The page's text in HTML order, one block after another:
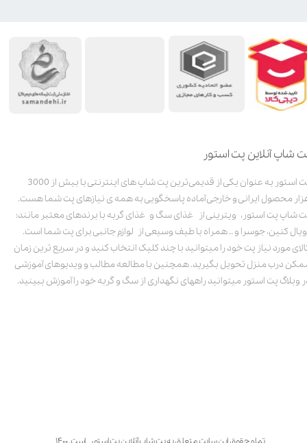
شاپ آنلاین پت استور
پت استور به عنوان یکی از قدیمی‌ترین پت شاپ های اینترنتی با بیش از 3000
محصول ایرانی و خارجی آماده پاسخگویی به همه ی نیازهای پت شما هست.
شاپ پت استور، ویترینی از غذای سگ و غذای گربه با برندهای معتبر مانند:
کنین، جوسرا و .. همراه با طیف وسیعی از لوازم جانبی برای پت شما است.
مورد نیاز پت خود را میتوانید با چند کلیک انتخاب کنید و در سریع ترین زمان
درب منزل تحویل بگیرید. همچنین با مطالعه مطالب و ویدیوهای آموزشی
وبلاگ پت استور میتوانید راههای نگهداری از سگ و گربه خود را آموزش ببینید.